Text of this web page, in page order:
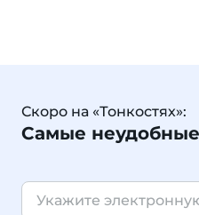
Скоро на «Тонкостях»:
Самые